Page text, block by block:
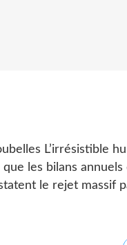
L’irrésistible
les bilans
le rejet massif